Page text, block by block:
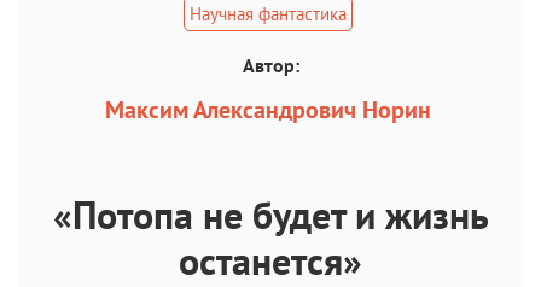
Научная фантастика
Автор:
Максим Александрович Норин
«Потопа не будет и жизнь
останется»